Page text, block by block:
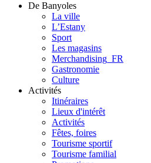
De Banyoles
La ville
L’Estany
Sport
Les magasins
Merchandising_FR
Gastronomie
Culture
Activités
Itinéraires
Lieux d'intérêt
Activités
Fêtes, foires
Tourisme sportif
Tourisme familial